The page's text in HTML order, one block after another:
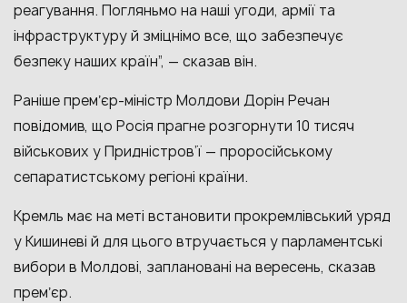
реагування. Погляньмо на наші угоди, армії та
інфраструктуру й зміцнімо все, що забезпечує
безпеку наших країн”, — сказав він.
Ранішепремʼєр-міністр Молдови Дорін Речан
повідомив, що Росія прагне розгорнути 10 тисяч
військових у Придністров’ї — проросійському
сепаратистському регіоні країни.
Кремль має на меті встановити прокремлівський уряд
у Кишиневі й для цього втручається у парламентські
вибори в Молдові, заплановані на вересень, сказав
премʼєр.